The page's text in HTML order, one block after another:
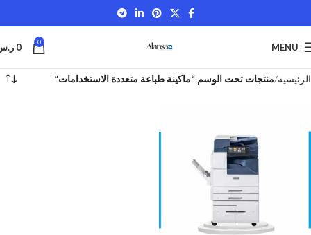
MENU
0
0
الرئيسية منتجات تحت الوسم “ماكينة طباعة متعددة الاستخدامات”